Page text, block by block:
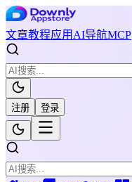
文章教程应用 AI导航MCP
注册 登录